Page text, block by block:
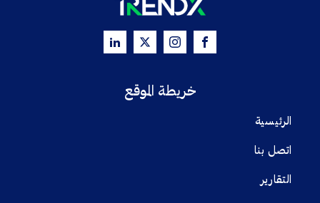
خريطة الموقع
الرئيسية
اتصل بنا
التقارير